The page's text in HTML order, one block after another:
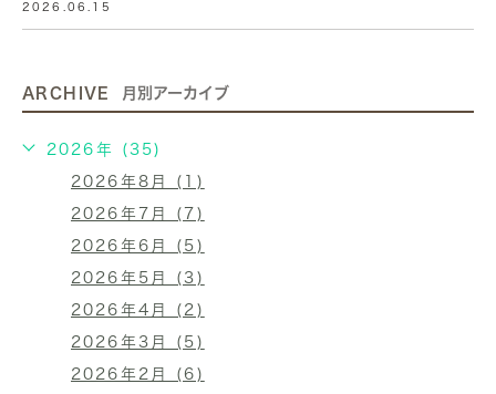
2026.06.15
ARCHIVE 月別アーカイブ
2026年 (35)
2026年8月 (1)
2026年7月 (7)
2026年6月 (5)
2026年5月 (3)
2026年4月 (2)
2026年3月 (5)
2026年2月 (6)